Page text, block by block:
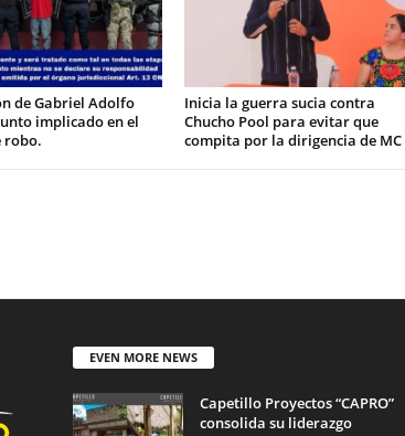
de Gabriel Adolfo
implicado en el
robo.
Inicia la guerra sucia contra
Chucho Pool para evitar que
compita por la dirigencia de MC
EVEN MORE NEWS
Capetillo Proyectos “CAPRO”
consolida su liderazgo